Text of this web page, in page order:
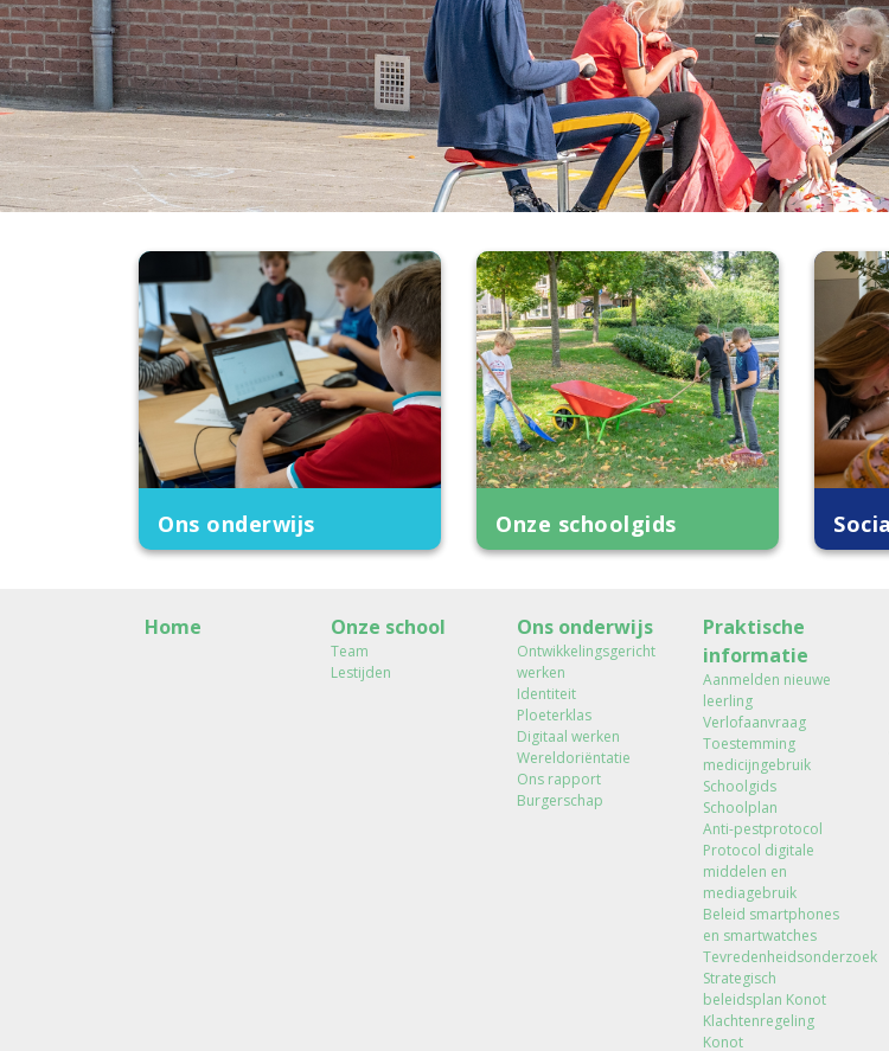
Ons onderwijs Onze schoolgids
Home Onze school
Team
Lestijden
Ons onderwijs
Ontwikkelingsgericht
werken
Identiteit
Ploeterklas
Digitaal werken
Wereldoriëntatie
Ons rapport
Burgerschap
Praktische
informatie
Aanmelden nieuwe
leerling
Verlofaanvraag
Toestemming
medicijngebruik
Schoolgids
Schoolplan
Anti-pestprotocol
Protocol digitale
middelen en
mediagebruik
Beleid smartphones
en smartwatches
Tevredenheidsonderzoek
Strategisch
beleidsplan Konot
Klachtenregeling
Konot